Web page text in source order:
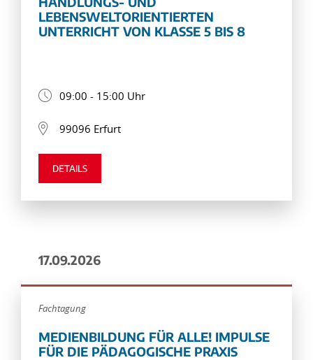
LEBENSWELTORIENTIERTEN
UNTERRICHT VON KLASSE 5 BIS 8
09:00 - 15:00 Uhr
99096 Erfurt
DETAILS
17.09.2026
Fachtagung
MEDIENBILDUNG FÜR ALLE! IMPULSE
FÜR DIE PÄDAGOGISCHE PRAXIS